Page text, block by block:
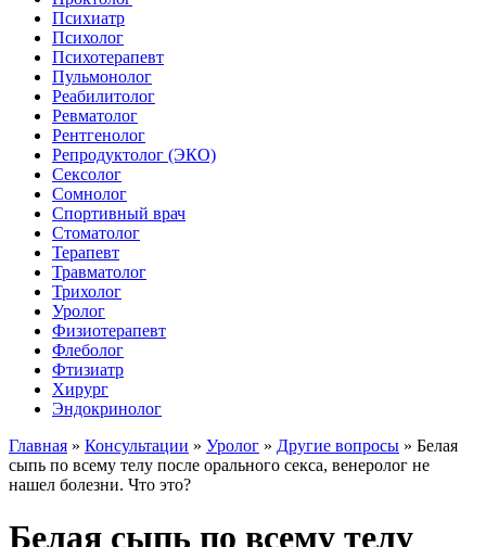
Психиатр
Психолог
Психотерапевт
Пульмонолог
Реабилитолог
Ревматолог
Рентгенолог
Репродуктолог (ЭКО)
Сексолог
Сомнолог
Спортивный врач
Стоматолог
Терапевт
Травматолог
Трихолог
Уролог
Физиотерапевт
Флеболог
Фтизиатр
Хирург
Эндокринолог
Главная » Консультации » Уролог » Другие вопросы » Белая
сыпь по всему телу после орального секса, венеролог не
нашел болезни. Что это?
Белая сыпь по всему телу